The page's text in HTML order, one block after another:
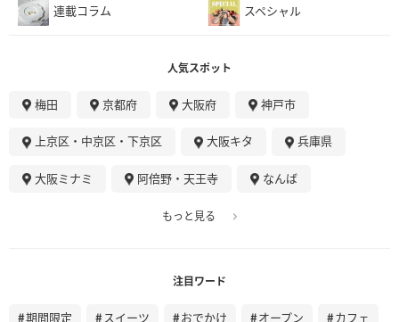
連載コラム スペシャル
人気スポット
梅田 京都府 大阪府 神戸市
上京区・中京区・下京区 大阪キタ 兵庫県
大阪ミナミ 阿倍野・天王寺 なんば
もっと見る
注目ワード
期間限定 スイーツ おでかけ オープン カフェ